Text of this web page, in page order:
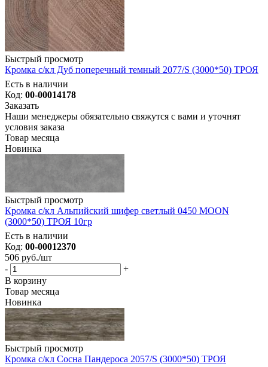
Быстрый просмотр
Кромка с/кл Дуб поперечный темный 2077/S (3000*50) ТРОЯ
Есть в наличии
Код: 00-00014178
Заказать
Наши менеджеры обязательно свяжутся с вами и уточнят
условия заказа
Товар месяца
Новинка
Быстрый просмотр
Кромка с/кл Альпийский шифер светлый 0450 MOON
(3000*50) ТРОЯ 10гр
Есть в наличии
Код: 00-00012370
506 руб./шт
-
+
В корзину
Товар месяца
Новинка
Быстрый просмотр
Кромка с/кл Сосна Пандероса 2057/S (3000*50) ТРОЯ